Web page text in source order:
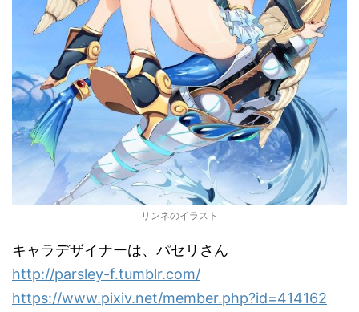
リンネのイラスト
キャラデザイナーは、パセリさん
http://parsley-f.tumblr.com/
https://www.pixiv.net/member.php?id=414162